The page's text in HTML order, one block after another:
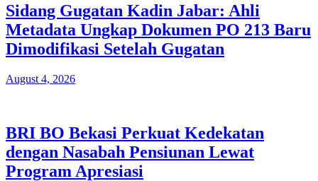
Sidang Gugatan Kadin Jabar: Ahli
Metadata Ungkap Dokumen PO 213 Baru
Dimodifikasi Setelah Gugatan
August 4, 2026
BRI BO Bekasi Perkuat Kedekatan
dengan Nasabah Pensiunan Lewat
Program Apresiasi